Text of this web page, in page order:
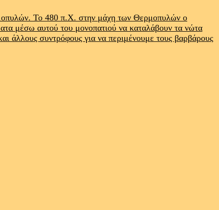
Το 480 π.Χ. στην μάχη των Θερμοπυλών ο
μέσω αυτού του μονοπατιού να καταλάβουν τα νώτα
άλλους συντρόφους για να περιμένουμε τους βαρβάρους